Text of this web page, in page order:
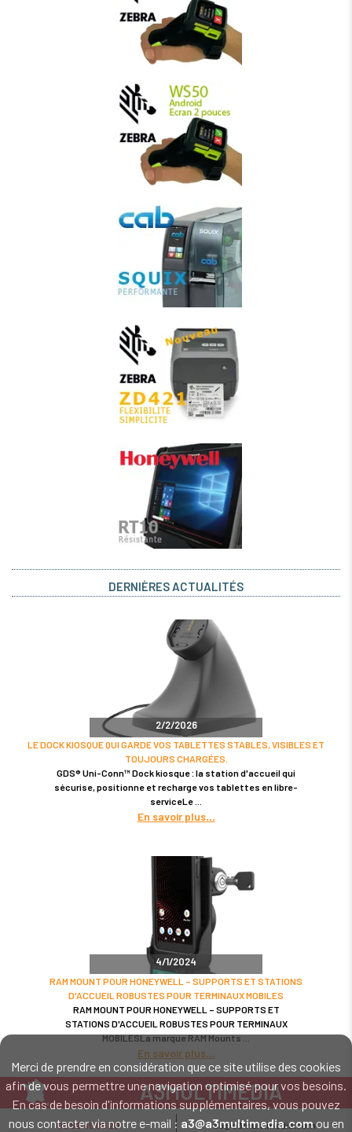
Merci de prendre en considération que ce site utilise des cookies
afin de vous permettre une navigation optimisé pour vos besoins.
En cas de besoin d'informations supplémentaires, vous pouvez
nous contacter via notre e-mail : a3@a3multimedia.comou en
DERNIÈRES ACTUALITÉS
2/2/2026
LE DOCK KIOSQUE QUI GARDE VOS TABLETTES STABLES, VISIBLES ET
TOUJOURS CHARGÉES.
GDS® Uni-Conn™ Dock kiosque : la station d'accueil qui
sécurise, positionne et recharge vos tablettes en libre-
serviceLe
En savoir plus
4/1/2024
RAM MOUNT POUR HONEYWELL – SUPPORTS ET STATIONS
D'ACCUEIL ROBUSTES POUR TERMINAUX MOBILES
RAM MOUNT POUR HONEYWELL – SUPPORTS ET
STATIONS D'ACCUEIL ROBUSTES POUR TERMINAUX
MOBILESLa marque RAM Mounts
En savoir plus
A3MULTIMEDIA
LE SPÉCIALISTE MATÉRIEL ET LOGICIEL CODE BARRE
02 52 45 00 20 a3@a3multimedia.com